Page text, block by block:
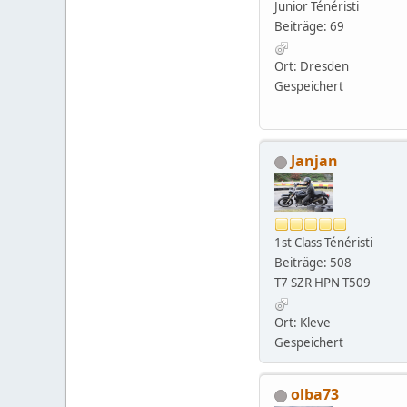
Junior Ténéristi
Beiträge: 69
Ort: Dresden
Gespeichert
Janjan
1st Class Ténéristi
Beiträge: 508
T7 SZR HPN T509
Ort: Kleve
Gespeichert
olba73